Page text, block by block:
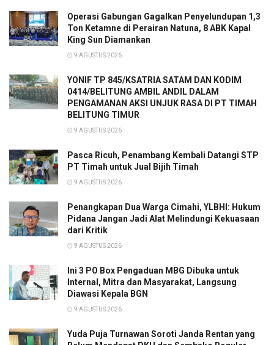
Operasi Gabungan Gagalkan Penyelundupan 1,3
Ton Ketamne di Perairan Natuna, 8 ABK Kapal
King Sun Diamankan
9 AGUSTUS 2026
YONIF TP 845/KSATRIA SATAM DAN KODIM
0414/BELITUNG AMBIL ANDIL DALAM
PENGAMANAN AKSI UNJUK RASA DI PT TIMAH
BELITUNG TIMUR
9 AGUSTUS 2026
Pasca Ricuh, Penambang Kembali Datangi STP
PT Timah untuk Jual Bijih Timah
9 AGUSTUS 2026
Penangkapan Dua Warga Cimahi, YLBHI: Hukum
Pidana Jangan Jadi Alat Melindungi Kekuasaan
dari Kritik
9 AGUSTUS 2026
Ini 3 PO Box Pengaduan MBG Dibuka untuk
Internal, Mitra dan Masyarakat, Langsung
Diawasi Kepala BGN
9 AGUSTUS 2026
Yuda Puja Turnawan Soroti Janda Rentan yang